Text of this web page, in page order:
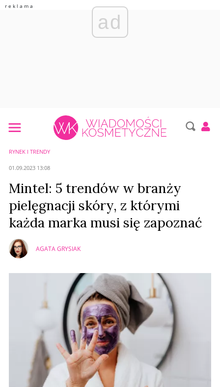
ad
RYNEK I TRENDY
01.09.2023 13:08
Mintel: 5 trendów w branży
pielęgnacji skóry, z którymi
każda marka musi się zapoznać
AGATA GRYSIAK